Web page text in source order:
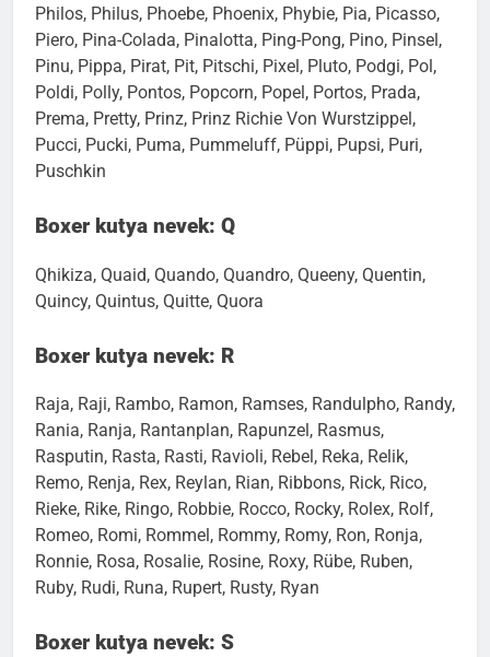
Philos, Philus, Phoebe, Phoenix, Phybie, Pia, Picasso,
Piero, Pina-Colada, Pinalotta, Ping-Pong, Pino, Pinsel,
Pinu, Pippa, Pirat, Pit, Pitschi, Pixel, Pluto, Podgi, Pol,
Poldi, Polly, Pontos, Popcorn, Popel, Portos, Prada,
Prema, Pretty, Prinz, Prinz Richie Von Wurstzippel,
Pucci, Pucki, Puma, Pummeluff, Püppi, Pupsi, Puri,
Puschkin
Boxer kutya nevek: Q
Qhikiza, Quaid, Quando, Quandro, Queeny, Quentin,
Quincy, Quintus, Quitte, Quora
Boxer kutya nevek: R
Raja, Raji, Rambo, Ramon, Ramses, Randulpho, Randy,
Rania, Ranja, Rantanplan, Rapunzel, Rasmus,
Rasputin, Rasta, Rasti, Ravioli, Rebel, Reka, Relik,
Remo, Renja, Rex, Reylan, Rian, Ribbons, Rick, Rico,
Rieke, Rike, Ringo, Robbie, Rocco, Rocky, Rolex, Rolf,
Romeo, Romi, Rommel, Rommy, Romy, Ron, Ronja,
Ronnie, Rosa, Rosalie, Rosine, Roxy, Rübe, Ruben,
Ruby, Rudi, Runa, Rupert, Rusty, Ryan
Boxer kutya nevek: S